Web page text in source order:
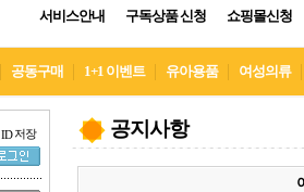
서비스안내 구독상품 신청 쇼핑몰신청
공동구매 1+1 이벤트 유아용품 여성의류
ID 저장 공지사항